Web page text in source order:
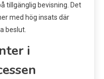
tillgänglig bevisning. Det
med hög insats där
beslut.
i